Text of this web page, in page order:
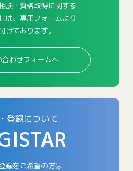
談・資格取得に関する
は、専用フォームより
けております。
合わせフォームへ
登録について
録をご希望の方は